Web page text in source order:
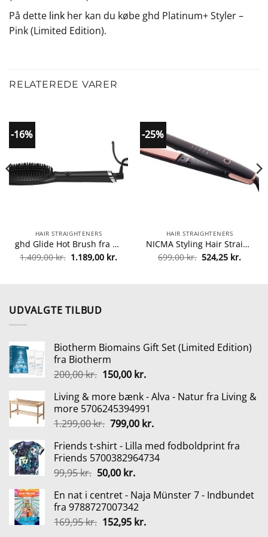
På dette link her kan du købe ghd Platinum+ Styler –
Pink (Limited Edition).
RELATEREDE VARER
-16%
HAIR STRAIGHTENERS
ghd Glide Hot Brush fra ghd
1.409,00kr. Den
oprindelige
1.409,00 kr..
1.189,00 kr.Den
1.189,00 kr..
-25%
HAIR STRAIGHTENERS
NICMA Styling Hair Straightener fra NICMA Styling
699,00kr. Den
oprindelige
699,00 kr..
524,25 kr.Den
kr..
UDVALGTE TILBUD
Biotherm Biomains Gift Set (Limited Edition)
fra Biotherm
200,00kr. Den
pris
var:
200,00 kr..
150,00 kr.Den
pris
er:
150,00 kr..
Living & more bænk - Alva - Natur fra Living &
more 5706245394991
1.299,00kr. Den
pris
var:
1.299,00 kr..
799,00 kr.Den
pris
er:
Friends t-shirt - Lilla med fodboldprint fra
Friends 5700382964734
99,95kr. Den
pris
var:
99,95 kr..
50,00 kr.Den
pris
er:
50,00 kr..
En nat i centret - Naja Münster 7 - Indbundet
fra 9788727007342
169,95kr. Den
152,95 kr.Den